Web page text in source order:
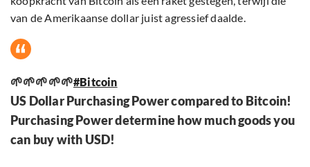
van de Amerikaanse dollar juist agressief daalde.
🌱🌱🌱🌱🌱#Bitcoin
US Dollar Purchasing Power compared to Bitcoin!
Purchasing Power determine how much goods you
can buy with USD!